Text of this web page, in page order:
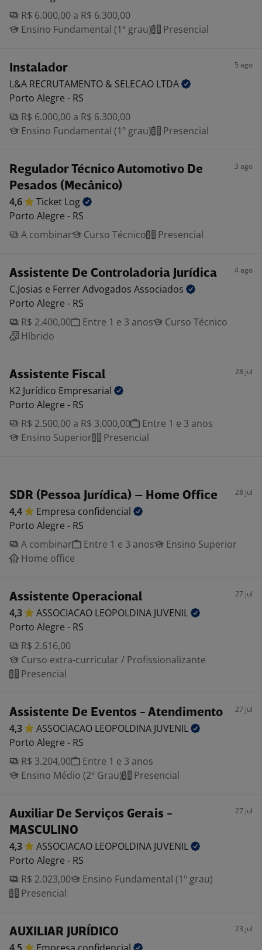
R$ 6.000,00 a R$ 6.300,00
Ensino Fundamental (1º grau)
Presencial
Instalador 5 ago
L&A RECRUTAMENTO & SELECAO LTDA
Porto Alegre - RS
R$ 6.000,00 a R$ 6.300,00
Ensino Fundamental (1º grau)
Presencial
Regulador Técnico Automotivo De
Pesados (Mecânico)
3 ago
4,6 Ticket Log
Porto Alegre - RS
A combinar
Curso Técnico Presencial
Assistente De Controladoria Jurídica 4 ago
C.Josias e Ferrer Advogados Associados
Porto Alegre - RS
R$ 2.400,00
Entre 1 e 3 anos
Curso Técnico
Híbrido
Assistente Fiscal 28 jul
K2 Jurídico Empresarial
Porto Alegre - RS
R$ 2.500,00 a R$ 3.000,00
Entre 1 e 3 anos
Ensino Superior
Presencial
SDR (Pessoa Jurídica) – Home Office 28 jul
4,4 Empresa confidencial
Porto Alegre - RS
A combinar
Entre 1 e 3 anos
Ensino Superior
Home office
Assistente Operacional 27 jul
4,3 ASSOCIACAO LEOPOLDINA JUVENIL
Porto Alegre - RS
R$ 2.616,00
Curso extra-curricular / Profissionalizante
Presencial
Assistente De Eventos - Atendimento 27 jul
4,3 ASSOCIACAO LEOPOLDINA JUVENIL
Porto Alegre - RS
R$ 3.204,00
Entre 1 e 3 anos
Ensino Médio (2º Grau)
Presencial
Auxiliar De Serviços Gerais -
MASCULINO
27 jul
4,3 ASSOCIACAO LEOPOLDINA JUVENIL
Porto Alegre - RS
R$ 2.023,00
Ensino Fundamental (1º grau)
Presencial
AUXILIAR JURÍDICO 23 jul